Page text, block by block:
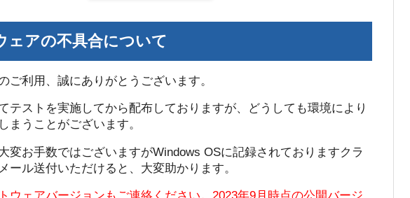
ェアの不具合について
ご利用、誠にありがとうございます。
テストを実施してから配布しておりますが、どうしても環境により
まうことがございます。
変お手数ではございますがWindows OSに記録されておりますクラ
ール送付いただけると、大変助かります。
ウェアバージョンもご連絡ください。2023年9月時点の公開バージ